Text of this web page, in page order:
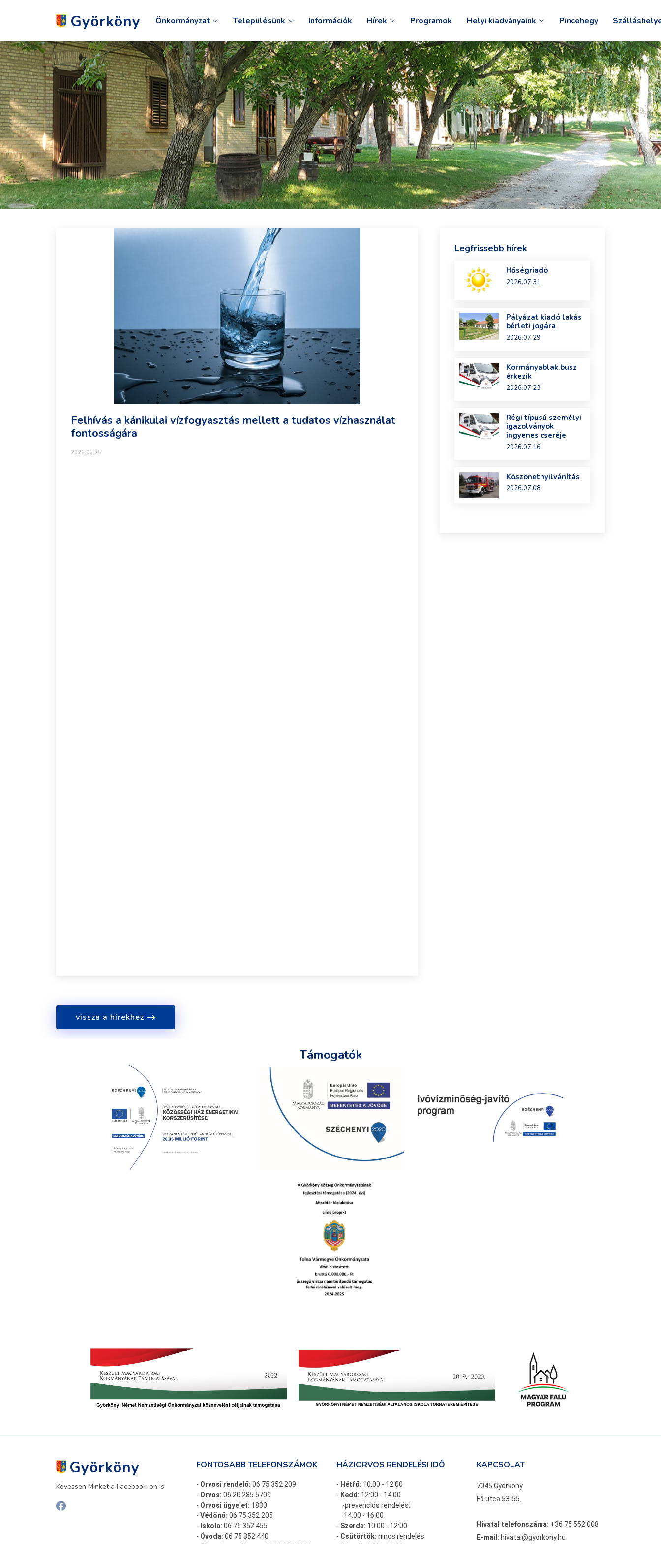
Györköny Önkormányzat Településünk Információk Hírek Programok Helyi kiadványaink Pincehegy
Felhívás a kánikulai vízfogyasztás mellett a tudatos vízhasználat
fontosságára
2026.06.25
vissza a hírekhez
Legfrissebb hírek
Hőségriadó
2026.07.31
Pályázat kiadó lakás
bérleti jogára
2026.07.29
Kormányablak busz
érkezik
2026.07.23
Régi típusú személyi
igazolványok
ingyenes cseréje
2026.07.16
Köszönetnyilvánítás
2026.07.08
Támogatók
Györköny
Kövessen Minket a Facebook-on is!
FONTOSABB TELEFONSZÁMOK
- Orvosi rendelő: 06 75 352 209
- Orvos: 06 20 285 5709
- Orvosi ügyelet: 1830
- Védőnő: 06 75 352 205
- Iskola: 06 75 352 455
- Óvoda: 06 75 352 440
HÁZIORVOS RENDELÉSI IDŐ
- Hétfő: 10:00 - 12:00
- Kedd: 12:00 - 14:00
-prevenciós rendelés:
14:00 - 16:00
- Szerda: 10:00 - 12:00
- Csütörtök: nincs rendelés
KAPCSOLAT
7045 Györköny
Fő utca 53-55.
Hivatal telefonszáma: +36 75 552 008
E-mail: hivatal@gyorkony.hu